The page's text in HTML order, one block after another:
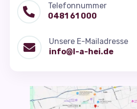

Telefonnummer
0481 61 000

Unsere E-Mailadresse
info@l-a-hei.de